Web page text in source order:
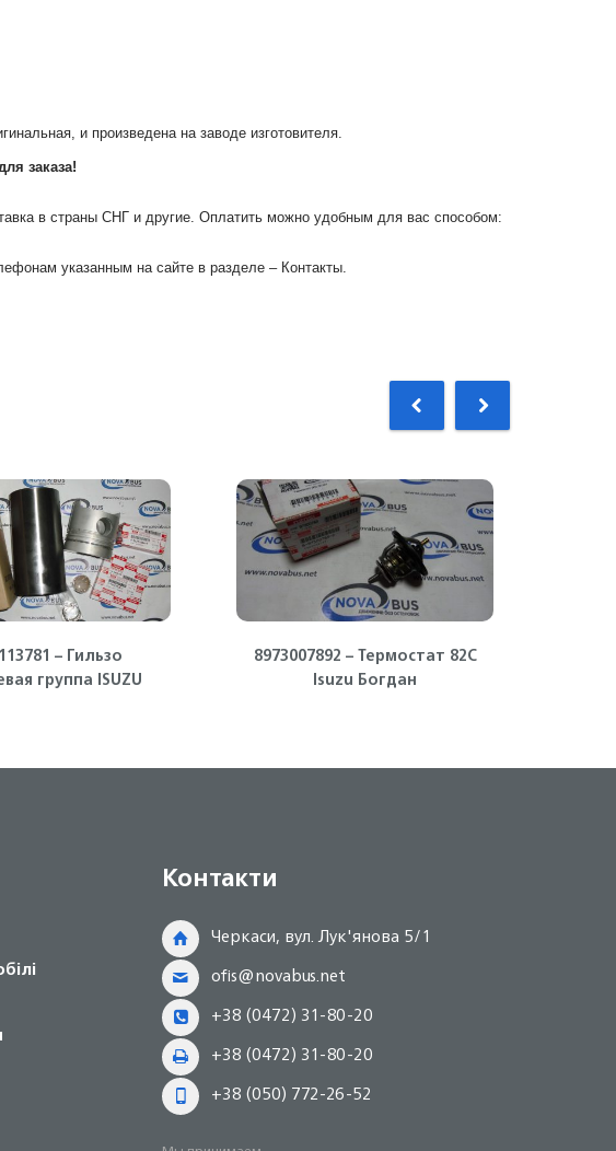
и произведена на заводе изготовителя.
заказа!
в страны СНГ и другие. Оплатить можно удобным для вас способом:
указанным на сайте в разделе – Контакты.
– Гильзо
группа ISUZU
8973007892 – Термостат 82С
Isuzu Богдан
Контакти
Черкаси, вул. Лук'янова 5/1
ofis@novabus.net
+38 (0472) 31-80-20
+38 (0472) 31-80-20
+38 (050) 772-26-52